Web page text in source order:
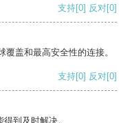
支持[0] 反对[0]
盖和最高安全性的连接。
支持[0] 反对[0]
到及时解决。